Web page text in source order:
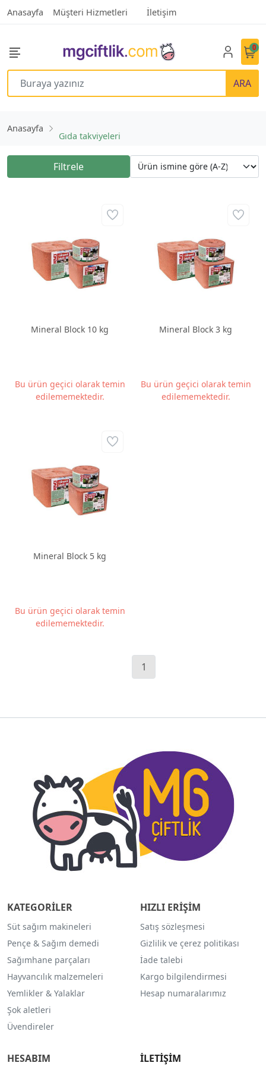
Anasayfa Müşteri Hizmetleri İletişim
ARA
0
Anasayfa
Gıda takviyeleri
Filtrele
Mineral Block 10 kg
Bu ürün geçici olarak temin
edilememektedir.
Mineral Block 3 kg
Bu ürün geçici olarak temin
edilememektedir.
Mineral Block 5 kg
Bu ürün geçici olarak temin
edilememektedir.
1
KATEGORİLER
Süt sağım makineleri
Pençe & Sağım demedi
Sağımhane parçaları
Hayvancılık malzemeleri
Yemlikler & Yalaklar
Şok aletleri
Üvendireler
HIZLI ERİŞİM
Satış sözleşmesi
Gizlilik ve çerez politikası
İade talebi
Kargo bilgilendirmesi
Hesap numaralarımız
HESABIM İLETİŞİM